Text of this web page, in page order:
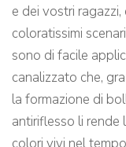
e dei vostri
coloratissimi
sono di facile
canalizzato che,
la formazione di
antiriflesso li rende